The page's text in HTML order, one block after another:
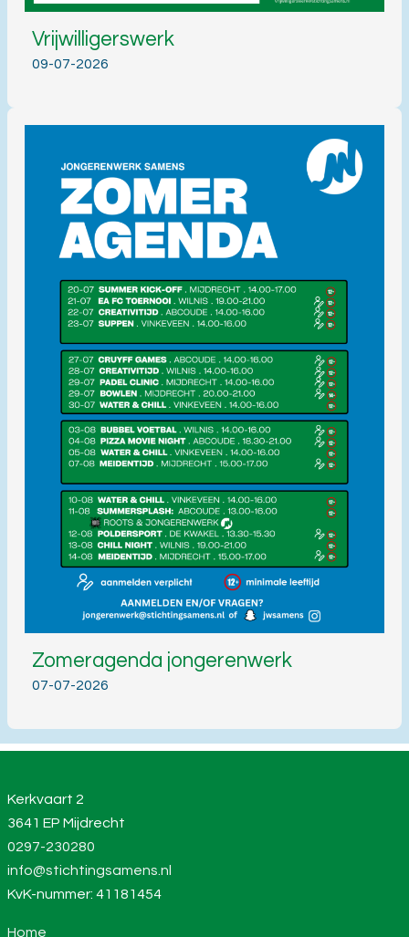
Vrijwilligerswerk
09-07-2026
Zomeragenda jongerenwerk
07-07-2026
Kerkvaart 2
3641 EP Mijdrecht
0297-230280
info@stichtingsamens.nl
KvK-nummer: 41181454
Home